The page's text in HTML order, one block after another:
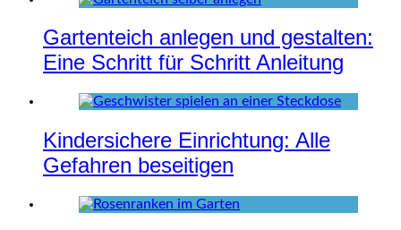
Gartenteich anlegen und gestalten:
Eine Schritt für Schritt Anleitung
Kindersichere Einrichtung: Alle
Gefahren beseitigen